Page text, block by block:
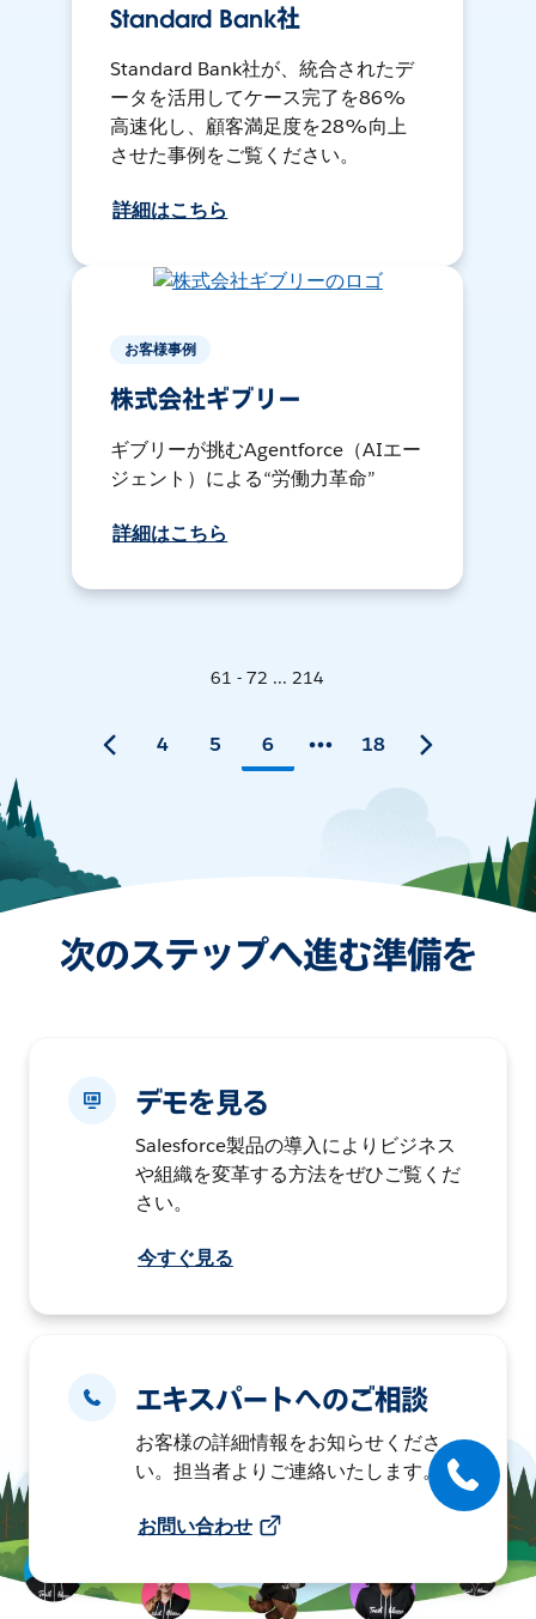
Standard Bank社
Standard Bank社が、統合されたデ
ータを活用してケース完了を86%
高速化し、顧客満足度を28%向上
させた事例をご覧ください。
詳細はこちら
お客様事例
株式会社ギブリー
ギブリーが挑むAgentforce（AIエー
ジェント）による“労働力革命”
詳細はこちら
61 - 72 ... 214
4 5 6 18
次のステップへ進む準備を
デモを見る
Salesforce製品の導入によりビジネス
や組織を変革する方法をぜひご覧くだ
さい。
今すぐ見る
エキスパートへのご相談
お客様の詳細情報をお知らせくださ
い。担当者よりご連絡いたします。
お問い合わせ